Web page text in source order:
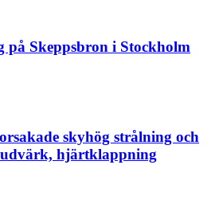
på Skeppsbron i Stockholm
skyhög strålning och
hjärtklappning